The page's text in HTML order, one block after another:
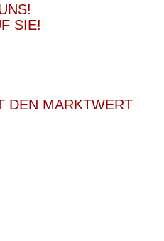
SIE!
DEN MARKTWERT